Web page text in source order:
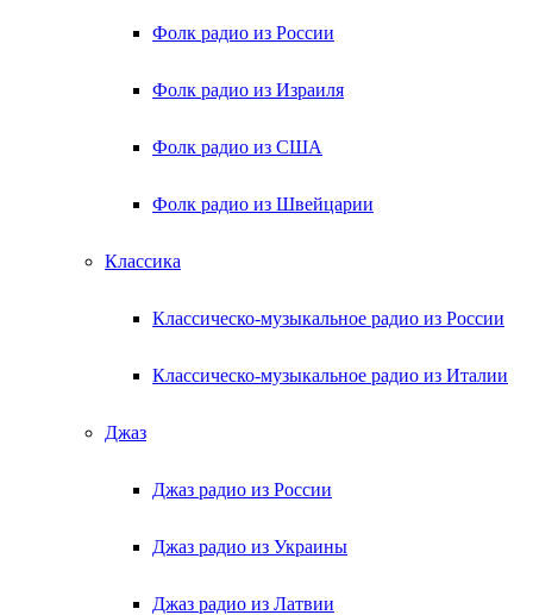
Фолк радио из России
Фолк радио из Израиля
Фолк радио из США
Фолк радио из Швейцарии
Классика
Классическо-музыкальное радио из России
Классическо-музыкальное радио из Италии
Джаз
Джаз радио из России
Джаз радио из Украины
Джаз радио из Латвии